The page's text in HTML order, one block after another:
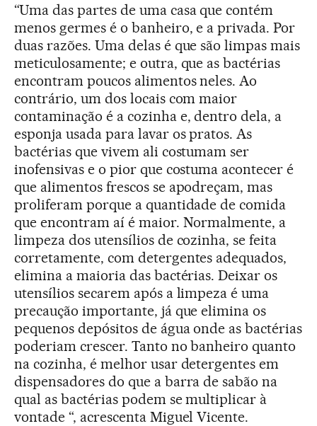
“Uma das partes de uma casa que contém
menos germes é o banheiro, e a privada. Por
duas razões. Uma delas é que são limpas mais
meticulosamente; e outra, que as bactérias
encontram poucos alimentos neles. Ao
contrário, um dos locais com maior
contaminação é a cozinha e, dentro dela, a
esponja usada para lavar os pratos. As
bactérias que vivem ali costumam ser
inofensivas e o pior que costuma acontecer é
que alimentos frescos se apodreçam, mas
proliferam porque a quantidade de comida
que encontram aí é maior. Normalmente, a
limpeza dos utensílios de cozinha, se feita
corretamente, com detergentes adequados,
elimina a maioria das bactérias. Deixar os
utensílios secarem após a limpeza é uma
precaução importante, já que elimina os
pequenos depósitos de água onde as bactérias
poderiam crescer. Tanto no banheiro quanto
na cozinha, é melhor usar detergentes em
dispensadores do que a barra de sabão na
qual as bactérias podem se multiplicar à
vontade “, acrescenta Miguel Vicente.